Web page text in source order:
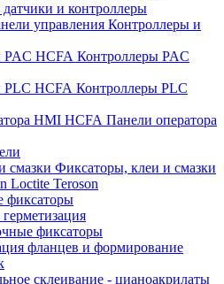
и контроллеры
Контроллеры и
Контроллеры PAC
Контроллеры PLC
Панели оператора
Фиксаторы, клеи и смазки
Loctite Teroson
фиксаторы
герметизация
фиксаторы
фланцев и формирование
склеивание - цианоакрилаты